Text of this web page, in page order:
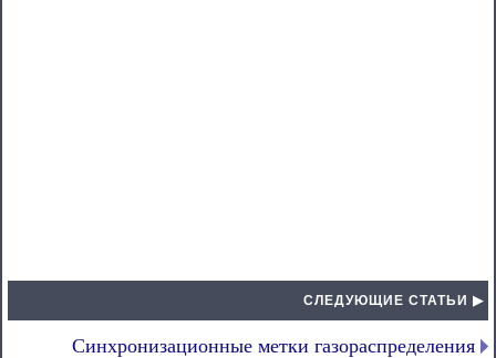
СЛЕДУЮЩИЕ СТАТЬИ ▶
Синхронизационные метки газораспределения